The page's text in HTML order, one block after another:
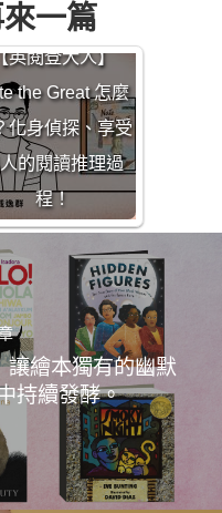
一篇
英閱登大人】
the Great 怎麼
化身偵探、享受
的閱讀推理過
程！
繪本獨有的幽默
持續發酵。